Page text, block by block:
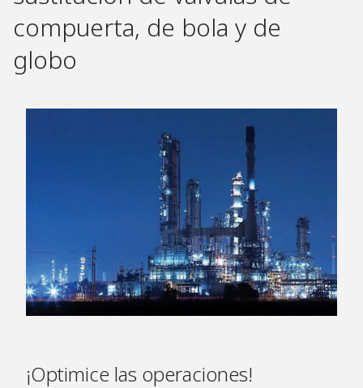
compuerta, de bola y de
globo
¡Optimice las operaciones!